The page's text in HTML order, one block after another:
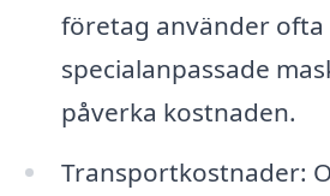
företag använder ofta
specialanpassade
påverka kostnaden.
Transportkostnader: